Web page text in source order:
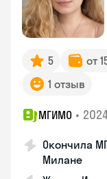
5 от
1 отзыв
МГИМО •
Окончила
Милане